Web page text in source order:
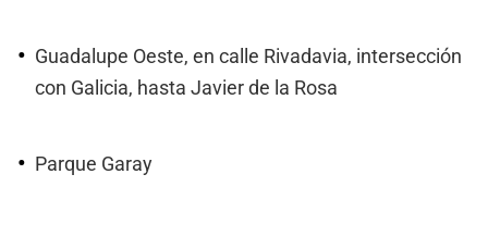
Guadalupe Oeste, en calle Rivadavia, intersección
con Galicia, hasta Javier de la Rosa
Parque Garay